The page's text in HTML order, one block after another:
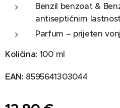
Benzil benzoat &
antiseptičnim
Parfum – prijeten
Količina: 100 ml
EAN: 8595641303044